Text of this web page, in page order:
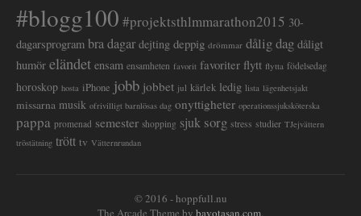
#blogg100 #projektsthlmmarathon2015 30-
dagarsprogram bra dagar dejting deppig drömmar dålig dag dåligt
humör eländet ensam ensamheten favorit favoriter flytt flytta födelsedag
horoskop hosta iPhone jobb jobbet jul kärlek ledig lista lägenhetsjakt
missarna musik ofrivilligt barnlösas dag onyttigheter operationssjuksköterska
pappa promenad semester shopping sjuk sorg stress studier TJejvättern
tröstätning trött tv Vätternrundan
© 2016 - hoppfull.nu
The Arcade Theme by bavotasan.com.